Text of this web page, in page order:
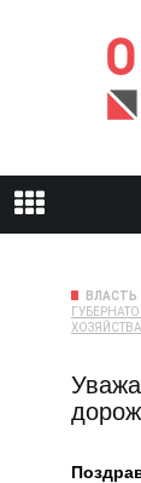
ВЛАСТЬ
ХОЗЯЙСТВА